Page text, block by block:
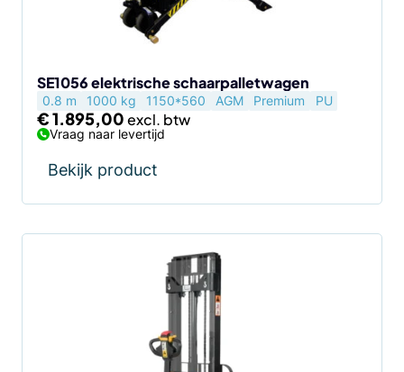
SE1056 elektrische schaarpalletwagen
0.8 m 1000 kg 1150*560 AGM Premium PU
€1.895,00
Vraag naar levertijd
Bekijk product